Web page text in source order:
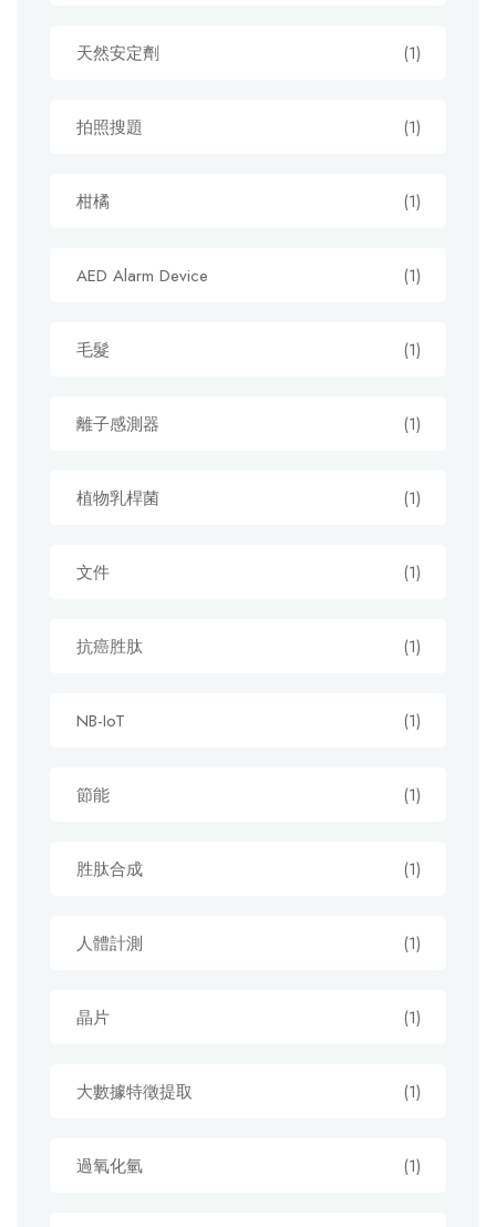
天然安定劑 (1)
拍照搜題 (1)
柑橘 (1)
AED Alarm Device (1)
毛髮 (1)
離子感測器 (1)
植物乳桿菌 (1)
文件 (1)
抗癌胜肽 (1)
NB-IoT (1)
節能 (1)
胜肽合成 (1)
人體計測 (1)
晶片 (1)
大數據特徵提取 (1)
過氧化氫 (1)